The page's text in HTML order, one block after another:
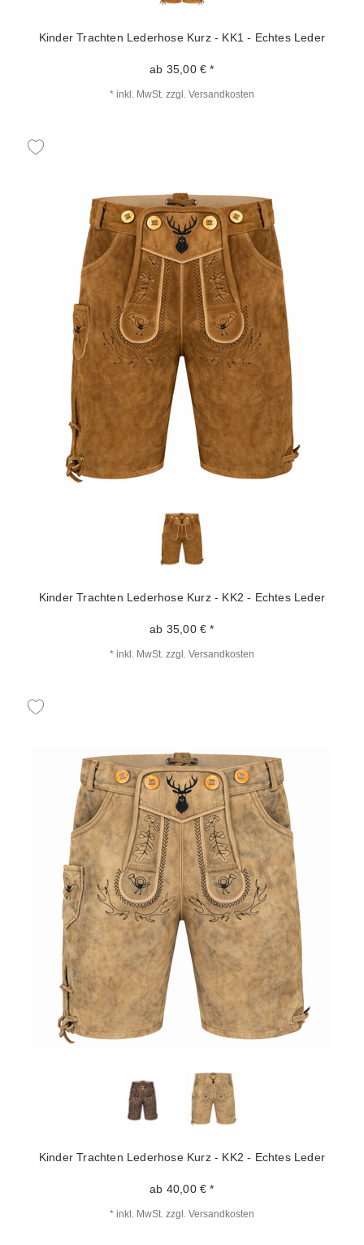
Kinder Trachten Lederhose Kurz - KK1 - Echtes Leder
ab 35,00 € *
* inkl. MwSt. zzgl. Versandkosten
Kinder Trachten Lederhose Kurz - KK2 - Echtes Leder
ab 35,00 € *
* inkl. MwSt. zzgl. Versandkosten
Kinder Trachten Lederhose Kurz - KK2 - Echtes Leder
ab 40,00 € *
* inkl. MwSt. zzgl. Versandkosten